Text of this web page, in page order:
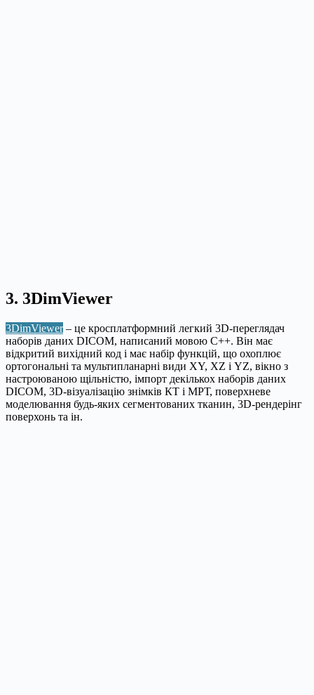
3. 3DimViewer
3DimViewer – це кросплатформний легкий 3D-переглядач
наборів даних DICOM, написаний мовою C++. Він має
відкритий вихідний код і має набір функцій, що охоплює
ортогональні та мультипланарні види XY, XZ і YZ, вікно з
настроюваною щільністю, імпорт декількох наборів даних
DICOM, 3D-візуалізацію знімків КТ і МРТ, поверхневе
моделювання будь-яких сегментованих тканин, 3D-рендерінг
поверхонь та ін.